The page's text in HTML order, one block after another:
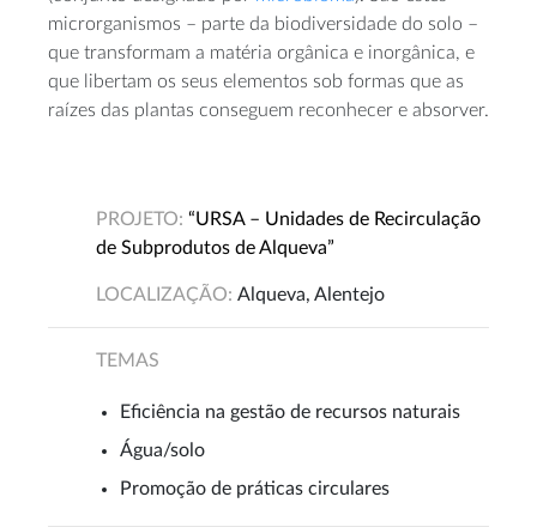
microrganismos – parte da biodiversidade do solo –
que transformam a matéria orgânica e inorgânica, e
que libertam os seus elementos sob formas que as
raízes das plantas conseguem reconhecer e absorver.
PROJETO: “URSA – Unidades de Recirculação
de Subprodutos de Alqueva”
LOCALIZAÇÃO: Alqueva, Alentejo
TEMAS
Eficiência na gestão de recursos naturais
Água/solo
Promoção de práticas circulares